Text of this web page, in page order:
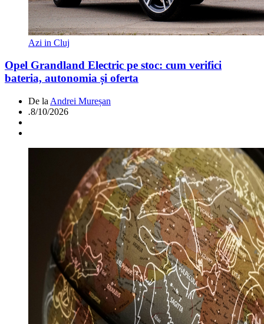
Azi in Cluj
Opel Grandland Electric pe stoc: cum verifici
bateria, autonomia și oferta
De la Andrei Mureșan
.8/10/2026